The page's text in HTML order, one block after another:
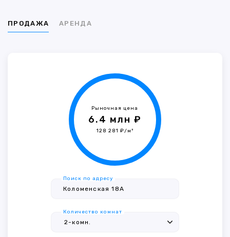
ПРОДАЖА АРЕНДА
Рыночная цена
6.4 млн ₽
128 281 ₽/м²
Поиск по адресу
Количество комнат